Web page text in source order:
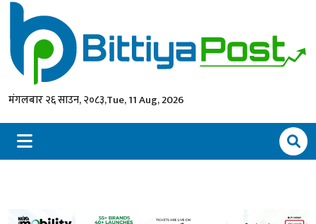
मंगलबार २६ साउन, २०८३,Tue, 11 Aug, 2026